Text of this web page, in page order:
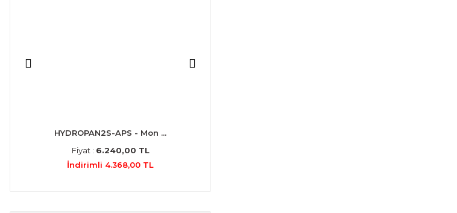
HYDROPAN2S-APS - Mon ...
Fiyat : 6.240,00 TL
İndirimli 4.368,00 TL